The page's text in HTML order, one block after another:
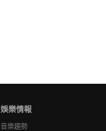
娛樂情報
音樂趨勢